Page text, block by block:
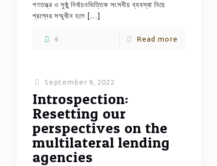
গণতন্ত্র ও সুষ্ঠু নির্বাচনভিত্তিক সংসদীয় ব্যবস্থা নিয়ে
প্রশ্নের সম্মুখীন হলে […]
4 Read more
September 9, 2022
Introspection:
Resetting our
perspectives on the
multilateral lending
agencies